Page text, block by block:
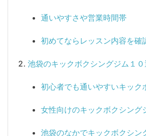
通いやすさや営業時間帯
初めてならレッスン内容を確
池袋のキックボクシングジム１０
初心者でも通いやすいキック
女性向けのキックボクシング
池袋のなかでキックボクシン